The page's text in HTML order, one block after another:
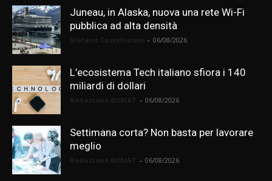
Juneau, in Alaska, nuova una rete Wi-Fi
pubblica ad alta densità
- 06/08/2026
L’ecosistema Tech italiano sfiora i 140
miliardi di dollari
- 06/08/2026
Settimana corta? Non basta per lavorare
meglio
- 06/08/2026